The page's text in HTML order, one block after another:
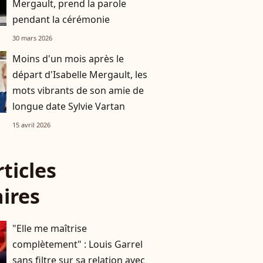
Mergault, prend la parole
pendant la cérémonie
30 mars 2026
Moins d'un mois après le
départ d'Isabelle Mergault, les
mots vibrants de son amie de
longue date Sylvie Vartan
15 avril 2026
"Elle me maîtrise
complètement" : Louis Garrel
sans filtre sur sa relation avec